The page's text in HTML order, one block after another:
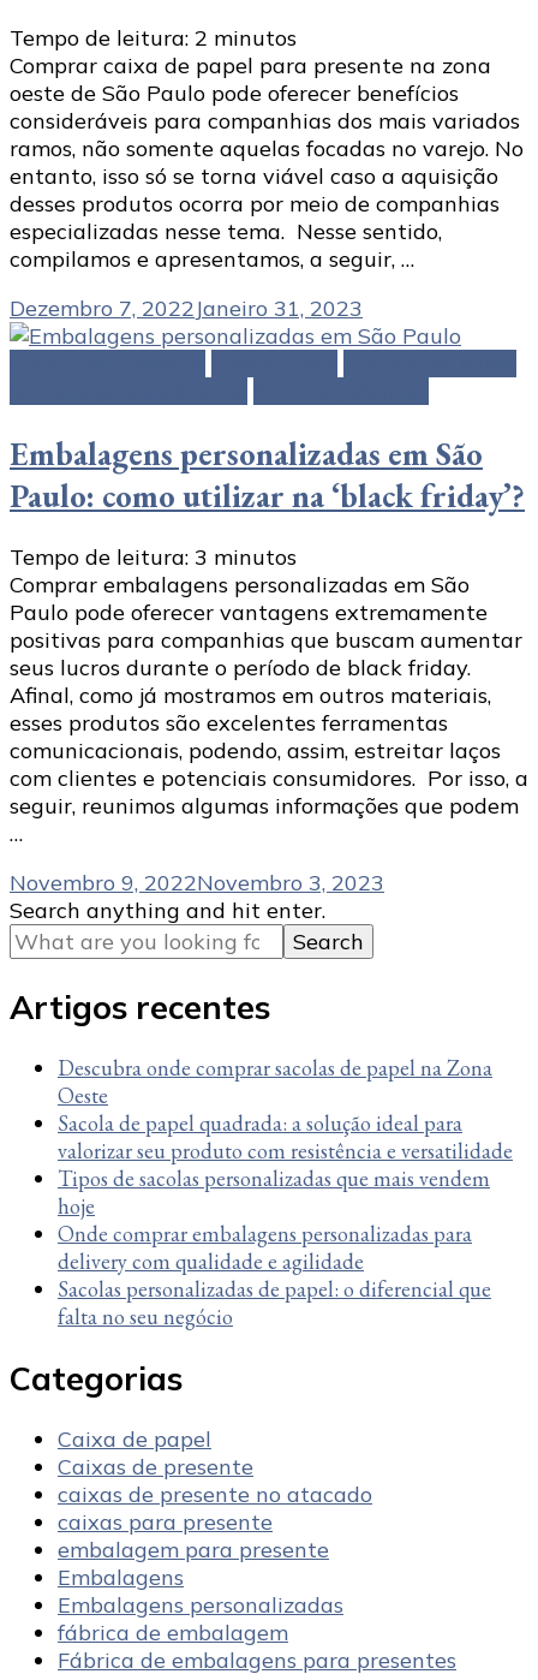
Tempo de leitura: 2 minutos
Comprar caixa de papel para presente na zona
oeste de São Paulo pode oferecer benefícios
consideráveis para companhias dos mais variados
ramos, não somente aquelas focadas no varejo. No
entanto, isso só se torna viável caso a aquisição
desses produtos ocorra por meio de companhias
especializadas nesse tema. Nesse sentido,
compilamos e apresentamos, a seguir, …
Dezembro 7, 2022Janeiro 31, 2023
Embalagens personalizadas em São
Paulo: como utilizar na ‘black friday’?
Tempo de leitura: 3 minutos
Comprar embalagens personalizadas em São
Paulo pode oferecer vantagens extremamente
positivas para companhias que buscam aumentar
seus lucros durante o período de black friday.
Afinal, como já mostramos em outros materiais,
esses produtos são excelentes ferramentas
comunicacionais, podendo, assim, estreitar laços
com clientes e potenciais consumidores. Por isso, a
seguir, reunimos algumas informações que podem
…
Novembro 9, 2022Novembro 3, 2023
Looking
for
Something?
Search anything and hit enter.
Artigos recentes
Descubra onde comprar sacolas de papel na Zona
Oeste
Sacola de papel quadrada: a solução ideal para
valorizar seu produto com resistência e versatilidade
Tipos de sacolas personalizadas que mais vendem
hoje
Onde comprar embalagens personalizadas para
delivery com qualidade e agilidade
Sacolas personalizadas de papel: o diferencial que
falta no seu negócio
Categorias
Caixa de papel
Caixas de presente
caixas de presente no atacado
caixas para presente
embalagem para presente
Embalagens
Embalagens personalizadas
fábrica de embalagem
Fábrica de embalagens para presentes